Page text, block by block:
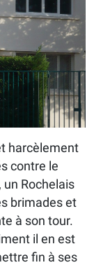
harcèlement
contre le
Rochelais
brimades et
à son tour.
il en est
fin à ses